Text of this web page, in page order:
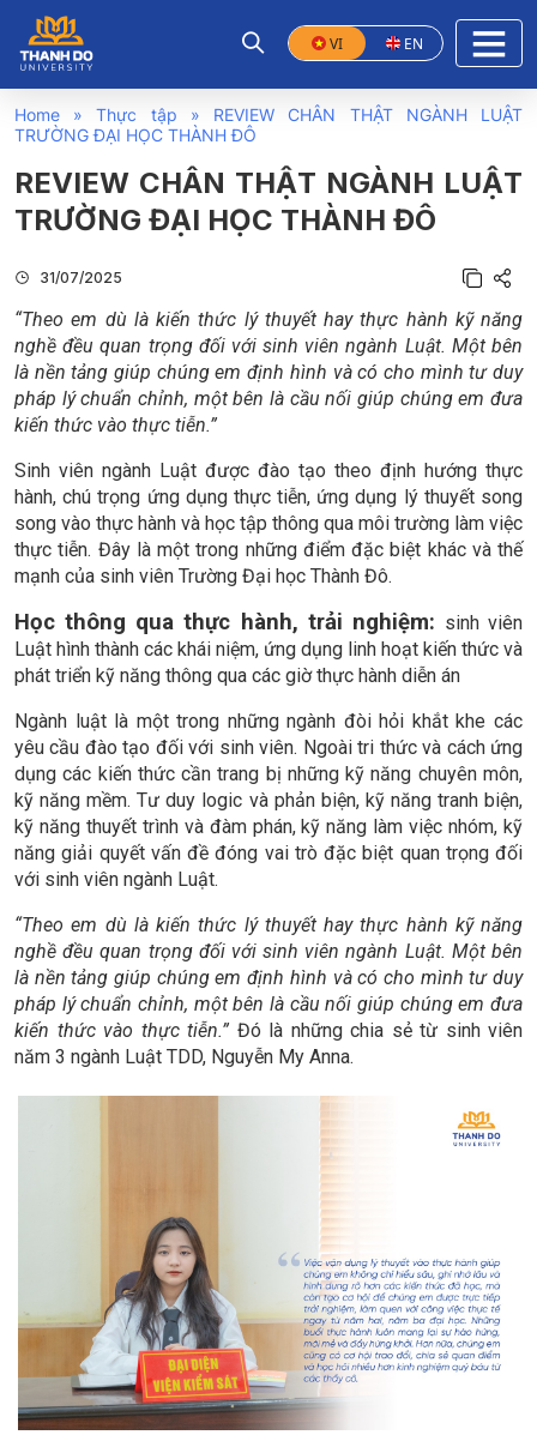
VI EN
Home »Thực tập » REVIEW CHÂN THẬT NGÀNH LUẬT
TRƯỜNG ĐẠI HỌC THÀNH ĐÔ
REVIEW CHÂN THẬT NGÀNH LUẬT
TRƯỜNG ĐẠI HỌC THÀNH ĐÔ
31/07/2025
“Theo em dù là kiến thức lý thuyết hay thực hành kỹ năng
nghề đều quan trọng đối với sinh viên ngành Luật. Một bên
là nền tảng giúp chúng em định hình và có cho mình tư duy
pháp lý chuẩn chỉnh, một bên là cầu nối giúp chúng em đưa
kiến thức vào thực tiễn.”
Sinh viên ngành Luật được đào tạo theo định hướng thực
hành, chú trọng ứng dụng thực tiễn, ứng dụng lý thuyết song
song vào thực hành và học tập thông qua môi trường làm việc
thực tiễn. Đây là một trong những điểm đặc biệt khác và thế
mạnh của sinh viên Trường Đại học Thành Đô.
Học thông qua thực hành, trải nghiệm: sinh viên
Luật hình thành các khái niệm, ứng dụng linh hoạt kiến thức và
phát triển kỹ năng thông qua các giờ thực hành diễn án
Ngành luật là một trong những ngành đòi hỏi khắt khe các
yêu cầu đào tạo đối với sinh viên. Ngoài tri thức và cách ứng
dụng các kiến thức cần trang bị những kỹ năng chuyên môn,
kỹ năng mềm. Tư duy logic và phản biện, kỹ năng tranh biện,
kỹ năng thuyết trình và đàm phán, kỹ năng làm việc nhóm, kỹ
năng giải quyết vấn đề đóng vai trò đặc biệt quan trọng đối
với sinh viên ngành Luật.
“Theo em dù là kiến thức lý thuyết hay thực hành kỹ năng
nghề đều quan trọng đối với sinh viên ngành Luật. Một bên
là nền tảng giúp chúng em định hình và có cho mình tư duy
pháp lý chuẩn chỉnh, một bên là cầu nối giúp chúng em đưa
kiến thức vào thực tiễn.” Đó là những chia sẻ từ sinh viên
năm 3 ngành Luật TDD, Nguyễn My Anna.